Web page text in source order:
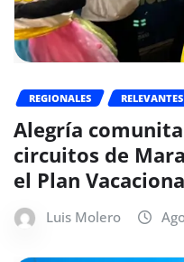
REGIONALES RELEVANTES
Alegría
circuitos de
el Plan
Luis Molero